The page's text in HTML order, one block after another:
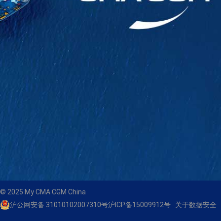
© 2025 My CMA CGM China
沪公网安备 31010102007310号沪ICP备15009912号 关于数据安全